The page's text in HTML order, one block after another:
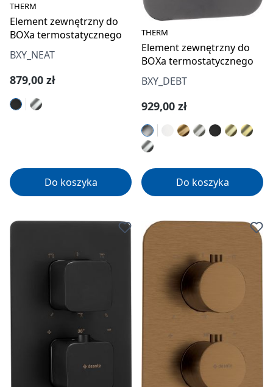
THERM
Element zewnętrzny do
BOXa termostatycznego
BXY_NEAT
Cena regularna:
879,00 zł
Do koszyka
THERM
Element zewnętrzny do
BOXa termostatycznego
BXY_DEBT
Cena regularna:
929,00 zł
Do koszyka